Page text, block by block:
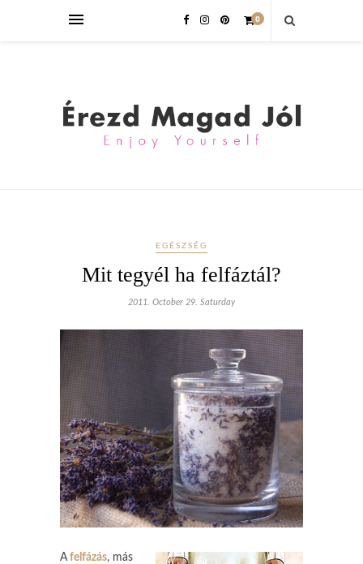
0
EGÉSZSÉG
Mit tegyél ha felfáztál?
2011. October 29. Saturday
A felfázás, más